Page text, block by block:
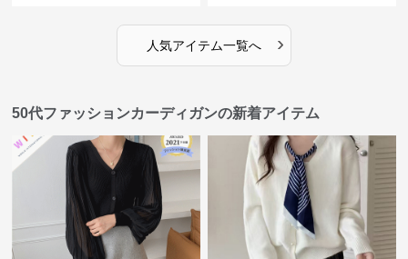
人気アイテム一覧へ ›
50代ファッションカーディガンの新着アイテム